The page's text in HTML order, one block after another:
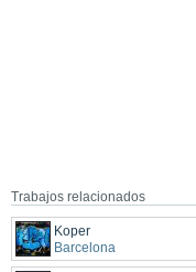
Trabajos relacionados
Koper
Barcelona